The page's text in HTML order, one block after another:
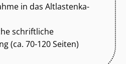
in das Alt­las­ten­ka­
schriftliche
(ca. 70-120 Seiten)